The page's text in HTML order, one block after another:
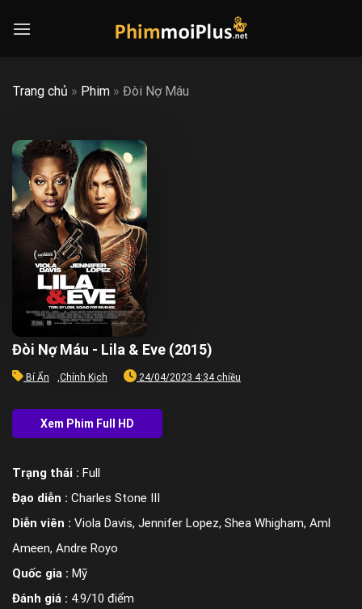
Trang chủ » Phim » Đòi Nợ Máu
Đòi Nợ Máu - Lila & Eve (2015)
Bí Ẩn ,Chính Kịch 24/04/2023 4:34 chiều
Trạng thái : Full
Đạo diễn : Charles Stone III
Diễn viên : Viola Davis, Jennifer Lopez, Shea Whigham, Aml
Ameen, Andre Royo
Quốc gia : Mỹ
Đánh giá : 4.9/10 điểm